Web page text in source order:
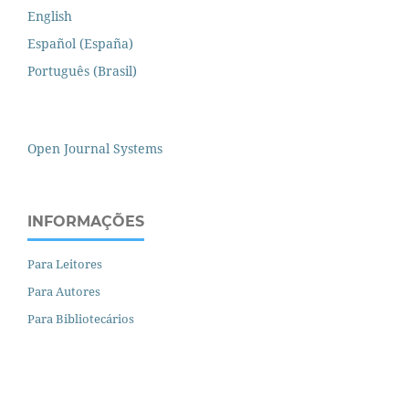
English
Español (España)
Português (Brasil)
Open Journal Systems
INFORMAÇÕES
Para Leitores
Para Autores
Para Bibliotecários